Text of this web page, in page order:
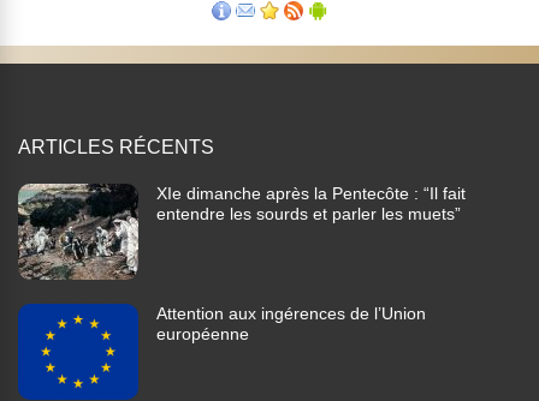
ARTICLES RÉCENTS
XIe dimanche après la Pentecôte : “Il fait
entendre les sourds et parler les muets”
Attention aux ingérences de l’Union
européenne